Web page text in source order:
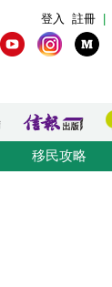
註冊
登入
移民攻略